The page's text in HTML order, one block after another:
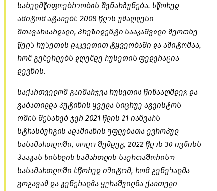
სახელმწიფოებრიობის შენარჩუნება. სწორედ
ამიტომ ატარებს 2008 წლის უმაღლესი
მთავარსარდალი, პრეზიდენტი სააკაშვილი მეოთხე
წელს რუსეთის დაკვეთით ტყვეობაში და ამიტომაა,
რომ გენერლებს დღემდე რუსეთის ფედერაცია
დევნის.
საქართველომ გაიმარჯვა რუსეთის წინააღმდეგ და
გაბათილდა პუტინის ყველა სიცრუე აგვისტოს
ომის შესახებ ჯერ 2021 წლის 21 იანვარს
სტრასბურგის ადამიანის უფლებათა ევროპულ
სასამართლოში, ხოლო შემდეგ, 2022 წლის 30 ივნისს
ჰააგას სისხლის სამართლის საერთაშორისო
სასამართლოში სწორედ იმიტომ, რომ გენერალმა
გოგავამ და გენერალმა ყურაშვილმა ქართული